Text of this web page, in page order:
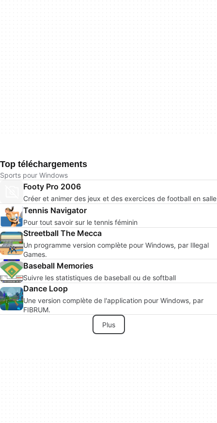
Top téléchargements
Sports pour Windows
Footy Pro 2006
Créer et animer des jeux et des exercices de football en salle
Tennis Navigator
Pour tout savoir sur le tennis féminin
Streetball The Mecca
Un programme version complète pour Windows, par Illegal
Games.
Baseball Memories
Suivre les statistiques de baseball ou de softball
Dance Loop
Une version complète de l'application pour Windows, par
FIBRUM.
Plus